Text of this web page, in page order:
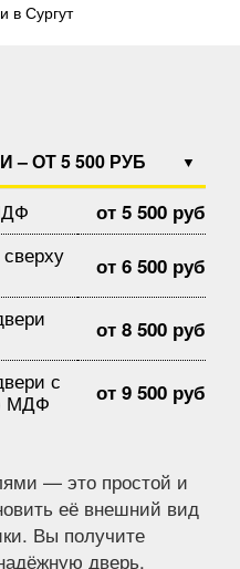
в Сургут
ОТ 5 500 РУБ
от 5 500 руб
от 6 500 руб
от 8 500 руб
с
МДФ
от 9 500 руб
— это простой и
её внешний вид
Вы получите
дверь,